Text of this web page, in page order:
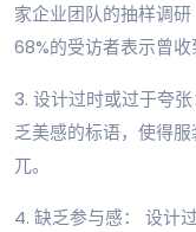
家企业团队的抽样调
68%的受访者表示曾
3. 设计过时或过于夸
乏美感的标语，使得
兀。
4. 缺乏参与感： 设计